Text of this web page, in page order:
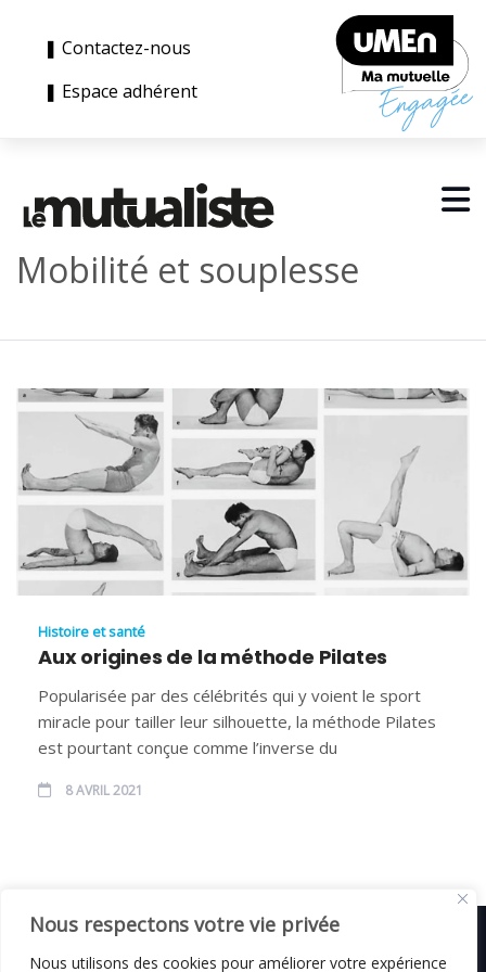
Nous respectons votre vie privée
Nous utilisons des cookies pour améliorer votre expérience
❚ Contactez-nous
❚ Espace adhérent
Mobilité et souplesse
Histoire et santé
Aux origines de la méthode Pilates
Popularisée par des célébrités qui y voient le sport
miracle pour tailler leur silhouette, la méthode Pilates
est pourtant conçue comme l’inverse du
8 AVRIL 2021